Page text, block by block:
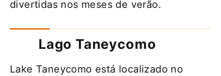
divertidas nos meses de verão.
Lago Taneycomo
Lake Taneycomo está localizado no